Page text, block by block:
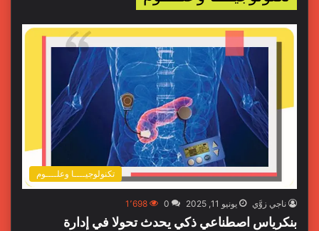
تكنولوجيــــا وعلــــوم
ناجي زوَّي يونيو 11, 2025 0 1٬698
بنكرياس اصطناعي ذكي يحدث تحولا في إدارة